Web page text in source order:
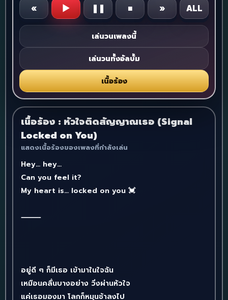
« ▶ ❚❚ ■ » ALL
เล่นวนเพลงนี้
เล่นวนทั้งอัลบั้ม
เนื้อร้อง
เนื้อร้อง : หัวใจติดสัญญาณเธอ (Signal
Locked on You)
แสดงเนื้อร้องของเพลงที่กำลังเล่น
Hey… hey…
Can you feel it?
My heart is… locked on you 💓
⸻
อยู่ดี ๆ ก็มีเธอ เข้ามาในใจฉัน
เหมือนคลื่นบางอย่าง วิ่งผ่านหัวใจ
แค่เธอมองมา โลกก็หมุนช้าลงไป